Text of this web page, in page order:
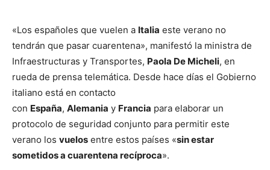
«Los españoles que vuelen a Italia este verano no
tendrán que pasar cuarentena», manifestó la ministra de
Infraestructuras y Transportes, Paola De Micheli, en
rueda de prensa telemática. Desde hace días el Gobierno
italiano está en contacto
con España, Alemania y Francia para elaborar un
protocolo de seguridad conjunto para permitir este
verano los vuelos entre estos países «sin estar
sometidos a cuarentena recíproca».